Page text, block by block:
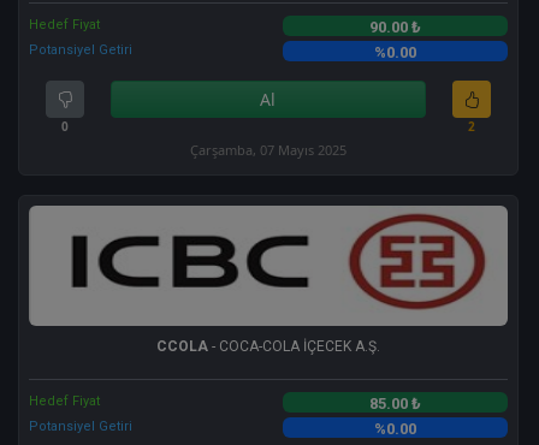
Hedef Fiyat 90.00 ₺
Potansiyel Getiri %0.00
0
Al
2
Çarşamba, 07 Mayıs 2025
CCOLA - COCA-COLA İÇECEK A.Ş.
Hedef Fiyat 85.00 ₺
Potansiyel Getiri %0.00